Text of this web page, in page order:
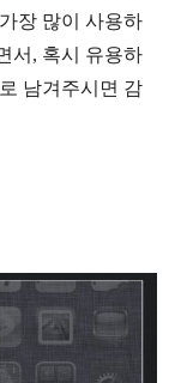
장 많이 사용하
서, 혹시 유용하
남겨주시면 감